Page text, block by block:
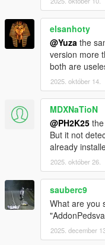
elsanhoty
@Yuza the
version more
both are
2025. október 14.
MDXNaTioN
@PH2K25
But it not
already
2025. október 26.
sauberc9
What are you
2025. december